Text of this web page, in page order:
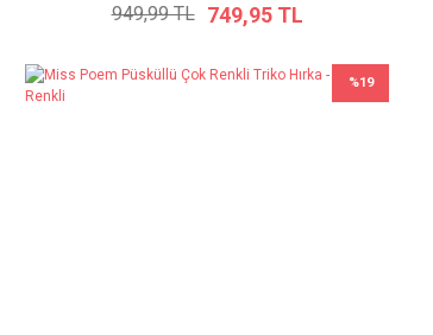
949,99 TL 749,95 TL
%19